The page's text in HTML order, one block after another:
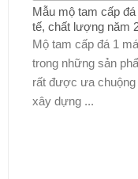
Mẫu mộ tam cấp
tế, chất lượng năm
Mộ tam cấp đá 1
trong những sản
rất được ưa
xây dựng ...